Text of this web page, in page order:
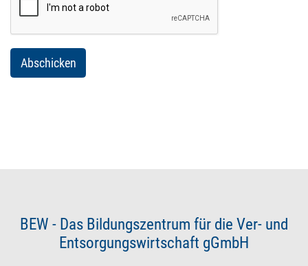
BEW - Das Bildungszentrum für die Ver- und
Entsorgungswirtschaft gGmbH